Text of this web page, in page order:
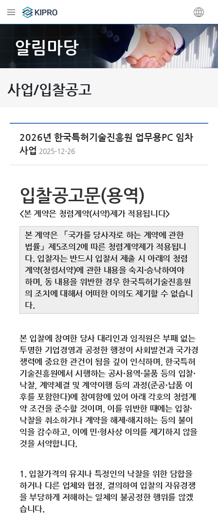
알림마당
사업/입찰공고
2026년 한국특허기술진흥원 업무용PC 임차
사업 2025-12-26
입찰공고문(용역)
<본 계약은 청렴계약(서약)제가 적용됩니다>
본 계약은 「국가를 당사자로 하는 계약에 관한
법률」제5조의2에 따른 청렴계약제가 적용됩니
다. 입찰자는 반드시 입찰서 제출 시 아래의 청렴
계약(청렴서약)에 관한 내용을 숙지·승낙하여야
하며, 동 내용을 위반한 경우 한국특허기술진흥원
의 조치에 대해서 어떠한 이의도 제기할 수 없습니
다.
본 입찰에 참여한 당사 대리인과 임직원은 부패 없는
투명한 기업경영과 공정한 행정이 사회발전과 국가경
쟁력에 중요한 관건이 됨을 깊이 인식하며, 한국특허
기술진흥원에서 시행하는 공사·용역·물품 등의 입찰·
낙찰, 계약체결 및 계약이행 등의 과정(준공·납품 이
후를 포함한다)에 참여함에 있어 아래 각호의 청렴계
약 조건을 준수할 것이며, 이를 위반한 때에는 입찰·
낙찰을 취소하거나 계약을 해제·해지하는 등의 불이
익을 감수하고, 이에 민·형사상 이의를 제기하지 않을
것을 서약합니다.
1. 입찰가격의 유지나 특정인의 낙찰을 위한 담합을
하거나 다른 업체와 협정, 결의하여 입찰의 자유경쟁
을 부당하게 저해하는 일체의 불공정한 행위를 않겠
습니다.